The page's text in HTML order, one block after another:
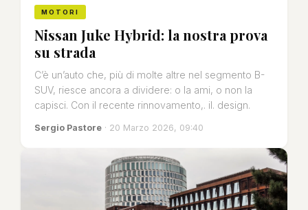
MOTORI
Nissan Juke Hybrid: la nostra prova
su strada
C’è un’auto che, più di molte altre nel segmento B-
SUV, riesce ancora a dividere: o la ami, o non la
capisci. Con il recente rinnovamento,. il. design.
Sergio Pastore · 20 Marzo 2026, 09:40